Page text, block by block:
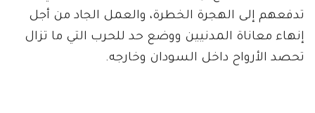
تدفعهم إلى الهجرة الخطرة، والعمل الجاد من أجل
إنهاء معاناة المدنيين ووضع حد للحرب التي ما تزال
تحصد الأرواح داخل السودان وخارجه.